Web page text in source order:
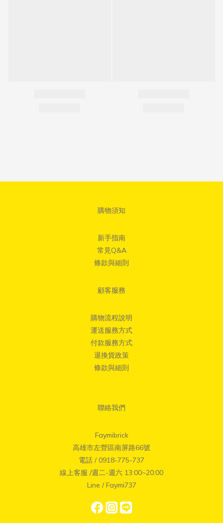
購物須知
新手指南
常見Q&A
條款與細則
顧客服務
購物流程說明
運送服務方式
付款服務方式
退換貨政策
條款與細則
聯絡我們
Faymibrick
高雄市左營區南屏路66號
電話 / 0918-775-737
線上客服 /週二-週六 13:00~20:00
Line / Faymi737